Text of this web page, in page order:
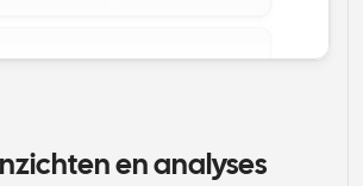
en analyses